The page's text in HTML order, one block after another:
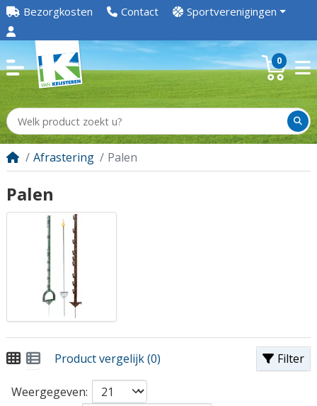
Bezorgkosten Contact Sportverenigingen
0
Afrastering Palen
Palen
Filter
Product vergelijk (0)
Weergegeven: